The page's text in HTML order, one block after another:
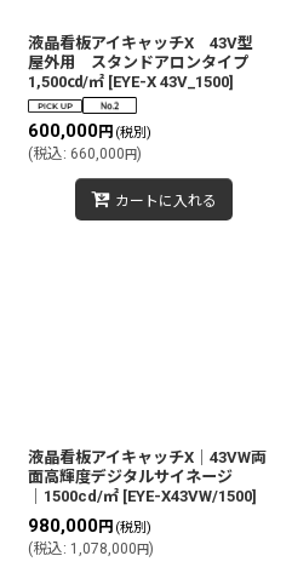
液晶看板アイキャッチX 43V型
屋外用 スタンドアロンタイプ
1,500㏅/㎡ [EYE-X 43V_1500]
600,000円 (税別)
(税込: 660,000円)
カートに入れる
液晶看板アイキャッチX│43VW両
面高輝度デジタルサイネージ
│1500cd/㎡ [EYE-X43VW/1500]
980,000円 (税別)
(税込: 1,078,000円)